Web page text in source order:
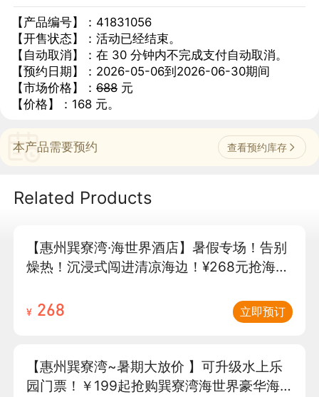
【产品编号】：41831056
【开售状态】：活动已经结束。
【自动取消】：在 30 分钟内不完成支付自动取消。
【预约日期】：2026-05-06到2026-06-30期间
【市场价格】： 688 元
【价格】：168 元。
本产品需要预约 查看预约库存
Related Products
【惠州巽寮湾·海世界酒店】暑假专场！告别
燥热！沉浸式闯进清凉海边！¥268元抢海世
玩铂金沙滩+酒店花园！逐浪看海放烟花，
让娃玩到不想走～（售至26.8.30）
¥ 268 立即预订
【惠州巽寮湾~暑期大放价 】可升级水上乐
园门票！￥199起抢购巽寮湾海世界豪华海